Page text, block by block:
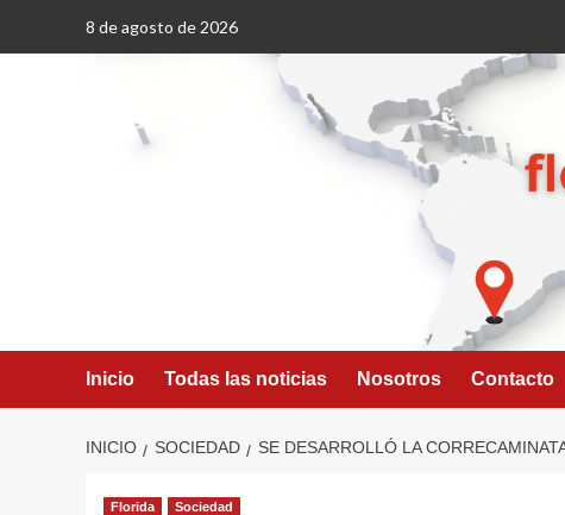
8 de agosto de 2026
Inicio Todas las noticias Nosotros Contacto
INICIO SOCIEDAD SE DESARROLLÓ LA
Florida Sociedad